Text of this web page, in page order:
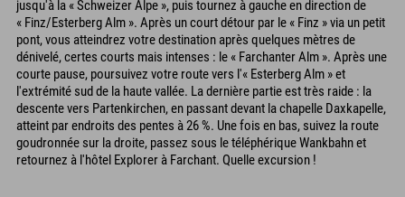
jusqu'à la « Schweizer Alpe », puis tournez à gauche en direction de
« Finz/Esterberg Alm ». Après un court détour par le « Finz » via un petit
pont, vous atteindrez votre destination après quelques mètres de
dénivelé, certes courts mais intenses : le « Farchanter Alm ». Après une
courte pause, poursuivez votre route vers l'« Esterberg Alm » et
l'extrémité sud de la haute vallée. La dernière partie est très raide : la
descente vers Partenkirchen, en passant devant la chapelle Daxkapelle,
atteint par endroits des pentes à 26 %. Une fois en bas, suivez la route
goudronnée sur la droite, passez sous le téléphérique Wankbahn et
retournez à l'hôtel Explorer à Farchant. Quelle excursion !